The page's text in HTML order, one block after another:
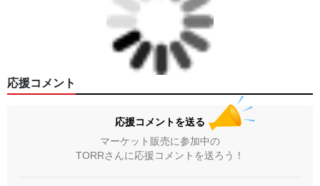
応援コメント
応援コメントを送る
マーケット販売に参加中の
TORRさんに応援コメントを送ろう！